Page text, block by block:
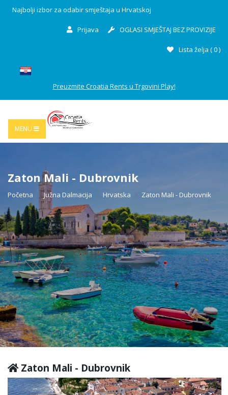
Najbolji izbor za odabir smještaja u Hrvatskoj
Prijava OGLASI SMJEŠTAJ BEZ PROVIZIJE
Lista želja (0)
Preuzmite Croatia Rents u Trgovini Play!
MENU
Zaton Mali - Dubrovnik
Početna Južna Dalmacija Hrvatska Zaton Mali - Dubrovnik
Zaton Mali - Dubrovnik